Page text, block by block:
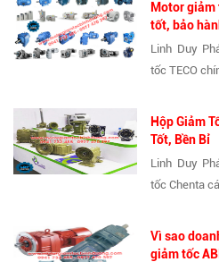
Motor giảm
tốt, bảo
Linh Duy
tốc TECO
Hộp Giảm
Tốt, Bền Bỉ
Linh Duy
tốc Chenta
Vì sao
giảm tốc